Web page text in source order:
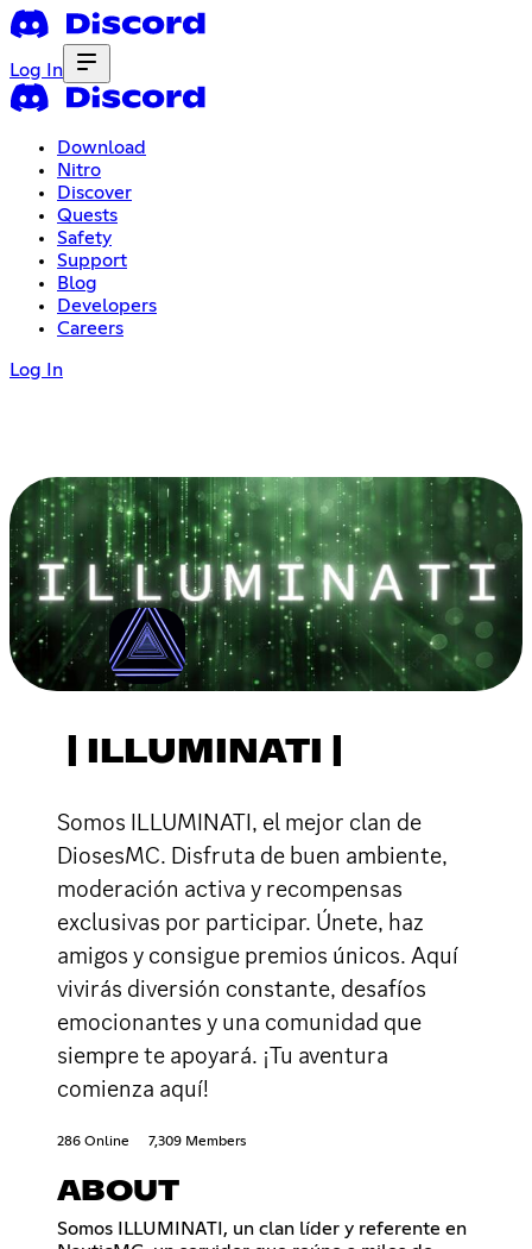
Log In
Download
Nitro
Discover
Quests
Safety
Support
Blog
Developers
Careers
Log In
| ILLUMINATI |
Somos ILLUMINATI, el mejor clan de
DiosesMC. Disfruta de buen ambiente,
moderación activa y recompensas
exclusivas por participar. Únete, haz
amigos y consigue premios únicos. Aquí
vivirás diversión constante, desafíos
emocionantes y una comunidad que
siempre te apoyará. ¡Tu aventura
comienza aquí!
286 Online 7,309 Members
ABOUT
Somos ILLUMINATI, un clan líder y referente en